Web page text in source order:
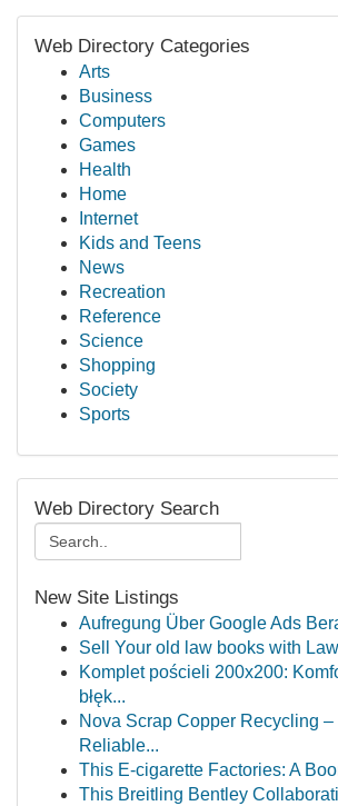
Web Directory Categories
Arts
Business
Computers
Games
Health
Home
Internet
Kids and Teens
News
Recreation
Reference
Science
Shopping
Society
Sports
Web Directory Search
New Site Listings
Aufregung Über Google Ads
Sell Your old law books with
Komplet pościeli 200x200:
błęk...
Nova Scrap Copper Recycling –
Reliable...
This E-cigarette Factories: A
This Breitling Bentley